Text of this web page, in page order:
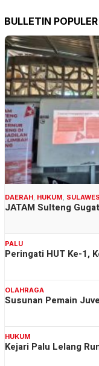
BULLETIN POPULER
DAERAH, HUKUM,
JATAM Sulteng
PALU
Peringati HUT Ke-1,
OLAHRAGA
Susunan Pemain
HUKUM
Kejari Palu Lelang